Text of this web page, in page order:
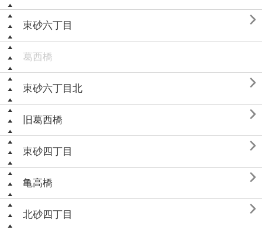
東砂六丁目 
葛西橋
東砂六丁目北 
旧葛西橋 
東砂四丁目 
亀高橋 
北砂四丁目 